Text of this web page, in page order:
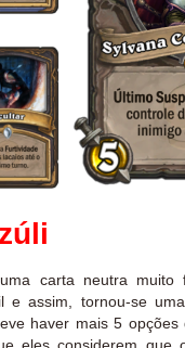
carta neutra muito
e assim, tornou-se
haver mais 5